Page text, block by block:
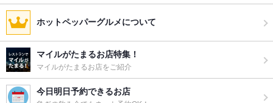
ホットペッパーグルメについて
マイルがたまるお店特集！
マイルがたまるお店をご紹介
今日明日予約できるお店